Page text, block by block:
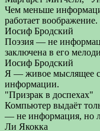
Чем меньше
работает воображение.
Иосиф Бродский
Поэзия — не
заключена в его
Иосиф Бродский
Я — живое мыслящее
информации.
"Призрак в доспехах"
Компьютер выдаёт
— не информация, но
Ли Якокка